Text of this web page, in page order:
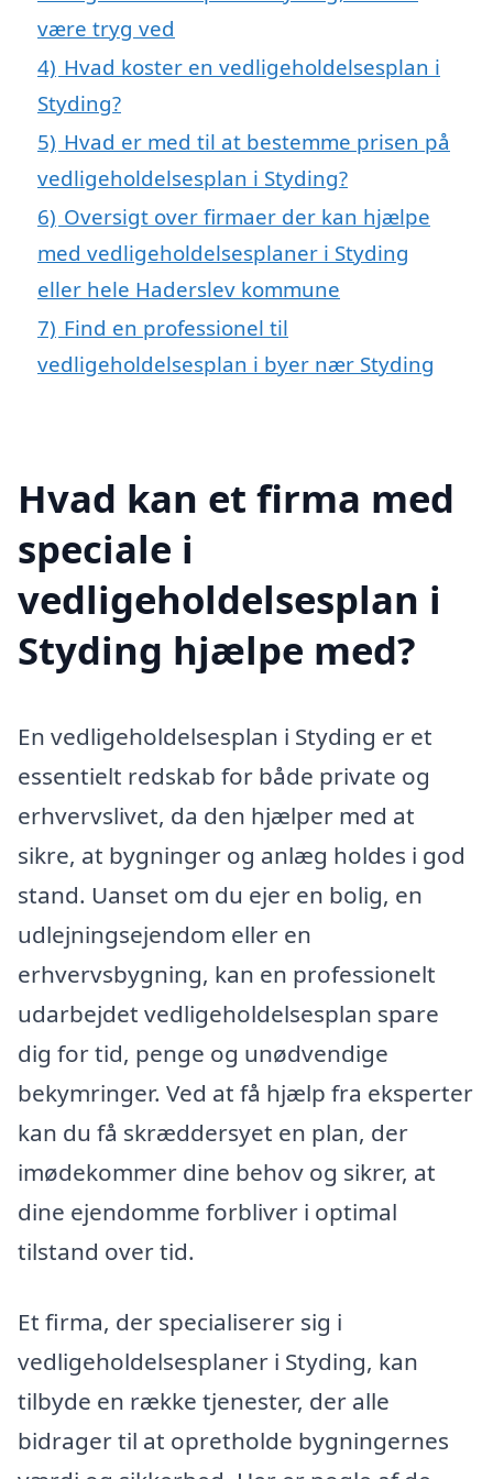
være tryg ved
4) Hvad koster en vedligeholdelsesplan i
Styding?
5) Hvad er med til at bestemme prisen på
vedligeholdelsesplan i Styding?
6) Oversigt over firmaer der kan hjælpe
med vedligeholdelsesplaner i Styding
eller hele Haderslev kommune
7) Find en professionel til
vedligeholdelsesplan i byer nær Styding
Hvad kan et firma med
speciale i
vedligeholdelsesplan i
Styding hjælpe med?
En vedligeholdelsesplan i Styding er et
essentielt redskab for både private og
erhvervslivet, da den hjælper med at
sikre, at bygninger og anlæg holdes i god
stand. Uanset om du ejer en bolig, en
udlejningsejendom eller en
erhvervsbygning, kan en professionelt
udarbejdet vedligeholdelsesplan spare
dig for tid, penge og unødvendige
bekymringer. Ved at få hjælp fra eksperter
kan du få skræddersyet en plan, der
imødekommer dine behov og sikrer, at
dine ejendomme forbliver i optimal
tilstand over tid.
Et firma, der specialiserer sig i
vedligeholdelsesplaner i Styding, kan
tilbyde en række tjenester, der alle
bidrager til at opretholde bygningernes